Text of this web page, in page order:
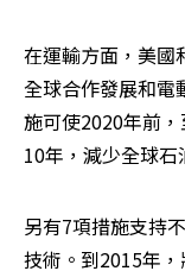
在運輸方面，美國
全球合作發展和電
施可使2020年前
10年，減少全球石
另有7項措施支持
技術。到2015年